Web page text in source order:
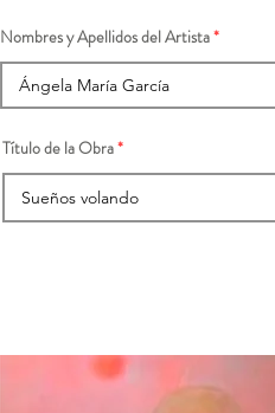
Nombres y Apellidos del Artista
Título de la Obra